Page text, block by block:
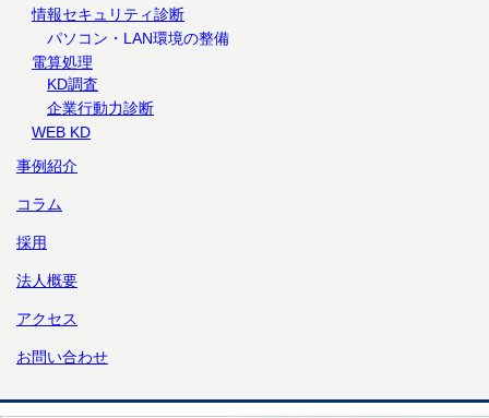
情報セキュリティ診断
パソコン・LAN環境の整備
電算処理
KD調査
企業行動力診断
WEB KD
事例紹介
コラム
採用
法人概要
アクセス
お問い合わせ